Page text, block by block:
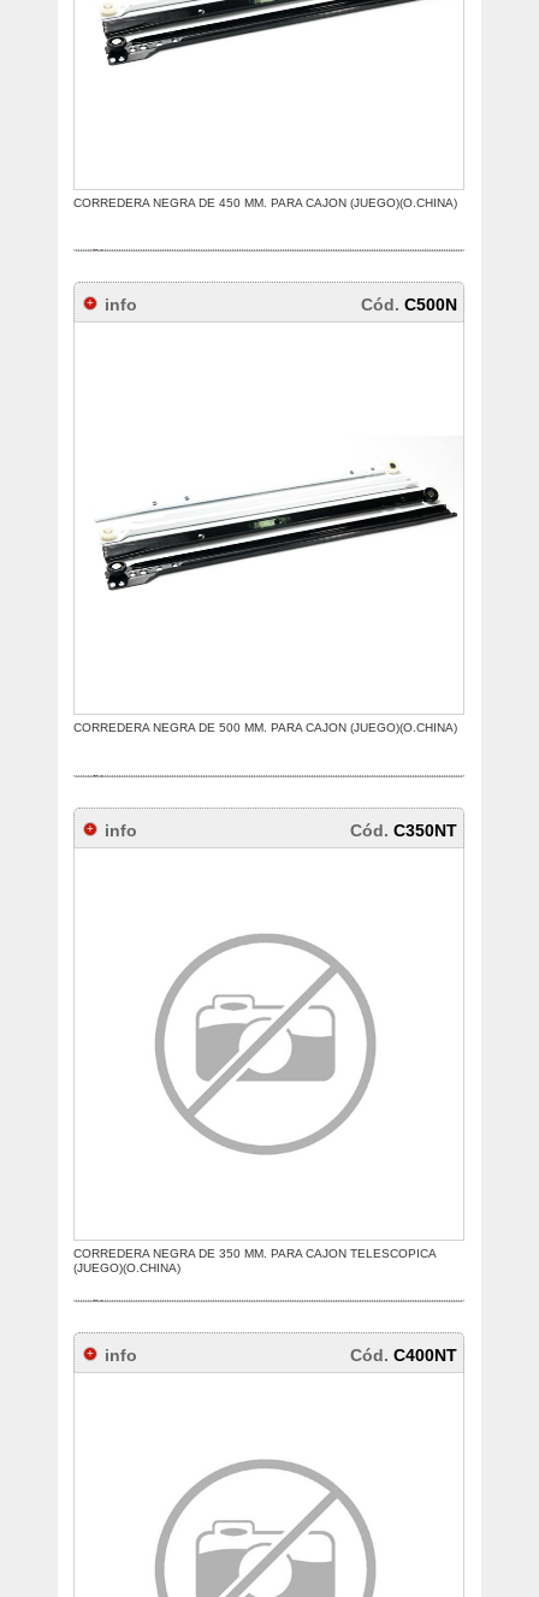
CORREDERA NEGRA DE 450 MM. PARA CAJON (JUEGO)(O.CHINA)
info Cód.C500N
CORREDERA NEGRA DE 500 MM. PARA CAJON (JUEGO)(O.CHINA)
info Cód.C350NT
CORREDERA NEGRA DE 350 MM. PARA CAJON TELESCOPICA
(JUEGO)(O.CHINA)
info Cód.C400NT